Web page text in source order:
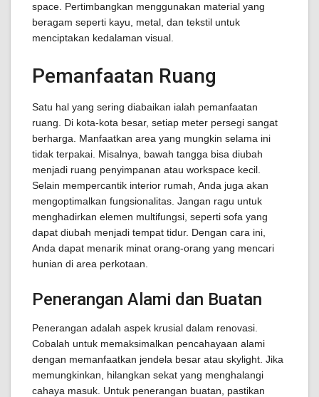
space. Pertimbangkan menggunakan material yang
beragam seperti kayu, metal, dan tekstil untuk
menciptakan kedalaman visual.
Pemanfaatan Ruang
Satu hal yang sering diabaikan ialah pemanfaatan
ruang. Di kota-kota besar, setiap meter persegi sangat
berharga. Manfaatkan area yang mungkin selama ini
tidak terpakai. Misalnya, bawah tangga bisa diubah
menjadi ruang penyimpanan atau workspace kecil.
Selain mempercantik interior rumah, Anda juga akan
mengoptimalkan fungsionalitas. Jangan ragu untuk
menghadirkan elemen multifungsi, seperti sofa yang
dapat diubah menjadi tempat tidur. Dengan cara ini,
Anda dapat menarik minat orang-orang yang mencari
hunian di area perkotaan.
Penerangan Alami dan Buatan
Penerangan adalah aspek krusial dalam renovasi.
Cobalah untuk memaksimalkan pencahayaan alami
dengan memanfaatkan jendela besar atau skylight. Jika
memungkinkan, hilangkan sekat yang menghalangi
cahaya masuk. Untuk penerangan buatan, pastikan